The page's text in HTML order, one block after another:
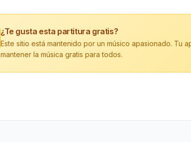
¿Te gusta esta partitura gratis?
Este sitio está mantenido por un músico apasionado. Tu
mantener la música gratis para todos.